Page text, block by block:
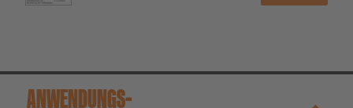
ANWENDUNGS­